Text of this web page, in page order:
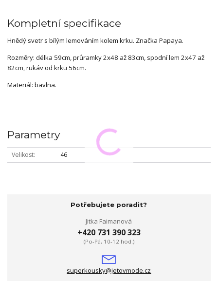
Kompletní specifikace
Hnědý svetr s bílým lemováním kolem krku. Značka Papaya.
Rozměry: délka 59cm, průramky 2x48 až 83cm, spodní lem 2x47 až
82cm, rukáv od krku 56cm.
Materiál: bavlna.
Parametry
Velikost 46
Potřebujete poradit?
Jitka Faimanová
+420 731 390 323
(Po-Pá, 10-12 hod.)
superkousky@jetovmode.cz